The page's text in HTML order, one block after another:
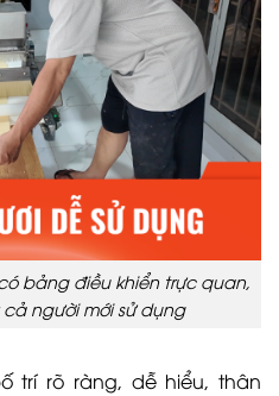
bảng điều khiển trực quan,
người mới sử dụng
trí rõ ràng, dễ hiểu, thân